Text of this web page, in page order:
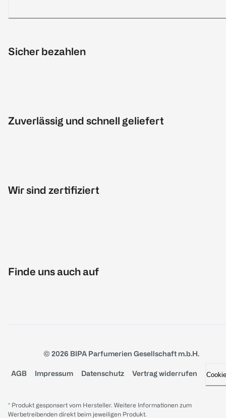
Sicher bezahlen
Zuverlässig und schnell geliefert
Wir sind zertifiziert
Finde uns auch auf
© 2026 BIPA Parfumerien Gesellschaft m.b.H.
AGB Impressum Datenschutz Vertrag widerrufen
* Produkt gesponsert vom Hersteller. Weitere Informationen zum
Werbetreibenden direkt beim jeweiligen Produkt.